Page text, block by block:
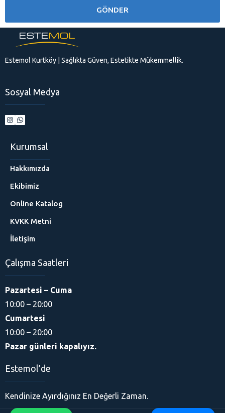
Estemol Kurtköy | Sağlıkta Güven, Estetikte Mükemmellik.
Sosyal Medya
Kurumsal
Hakkımızda
Ekibimiz
Online Katalog
KVKK Metni
İletişim
Çalışma Saatleri
Pazartesi – Cuma
10:00 – 20:00
Cumartesi
10:00 – 20:00
Pazar günleri kapalıyız.
Estemol’de
Kendinize Ayırdığınız En Değerli Zaman.